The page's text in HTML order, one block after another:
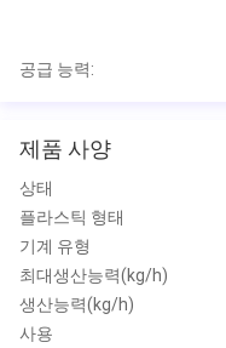
공급 능력:
제품 사양
상태
플라스틱 형태
기계 유형
최대생산능력(kg/h)
생산능력(kg/h)
사용